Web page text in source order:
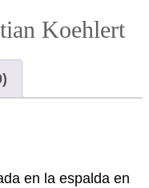
Koehlert
en la espalda en